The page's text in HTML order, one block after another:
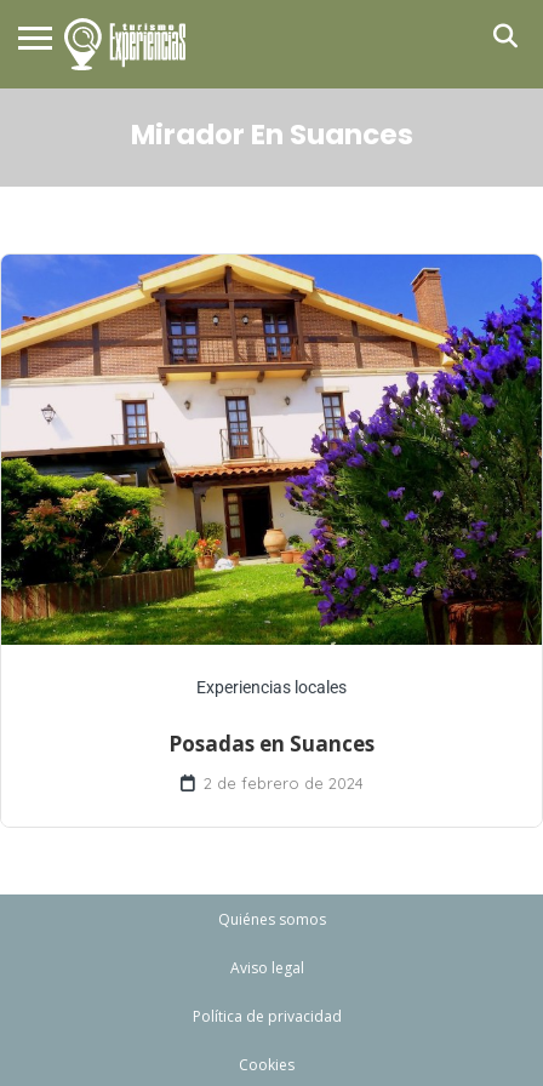
Mirador En Suances
Experiencias locales
Posadas en Suances
2 de febrero de 2024
Quiénes somos
Aviso legal
Política de privacidad
Cookies